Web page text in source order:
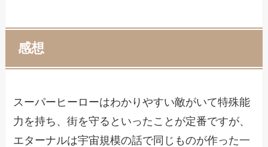
感想
スーパーヒーローはわかりやすい敵がいて特殊能
力を持ち、街を守るといったことが定番ですが、
エターナルは宇宙規模の話で同じものが作った一